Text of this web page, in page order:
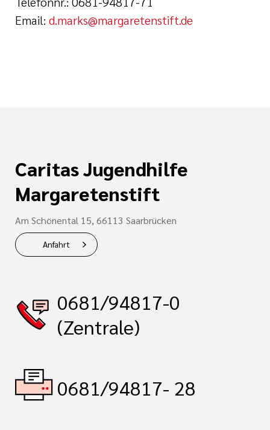
Email: d.marks@margaretenstift.de
Caritas Jugendhilfe
Margaretenstift
Am Schönental 15, 66113 Saarbrücken
Anfahrt
0681/94817-0
(Zentrale)
0681/94817- 28